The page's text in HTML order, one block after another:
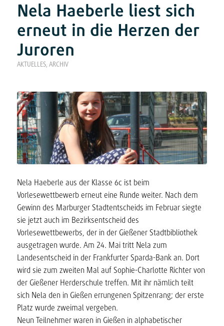
Nela Haeberle liest sich
erneut in die Herzen der
Juroren
AKTUELLES, ARCHIV
Nela Haeberle aus der Klasse 6c ist beim
Vorlesewettbewerb erneut eine Runde weiter. Nach dem
Gewinn des Marburger Stadtentscheids im Februar siegte
sie jetzt auch im Bezirksentscheid des
Vorlesewettbewerbs, der in der Gießener Stadtbibliothek
ausgetragen wurde. Am 24. Mai tritt Nela zum
Landesentscheid in der Frankfurter Sparda-Bank an. Dort
wird sie zum zweiten Mal auf Sophie-Charlotte Richter von
der Gießener Herderschule treffen. Mit ihr nämlich teilt
sich Nela den in Gießen errungenen Spitzenrang; der erste
Platz wurde zweimal vergeben.
Neun Teilnehmer waren in Gießen in alphabetischer